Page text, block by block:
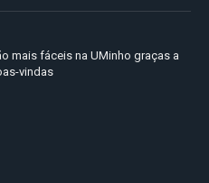
mais fáceis na UMinho graças a
vindas